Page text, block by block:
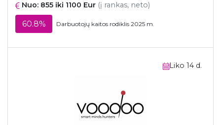
Nuo: 855 iki 1100 Eur (į rankas, neto)
60.8% Darbuotojų kaitos rodiklis 2025 m.
Liko 14 d.